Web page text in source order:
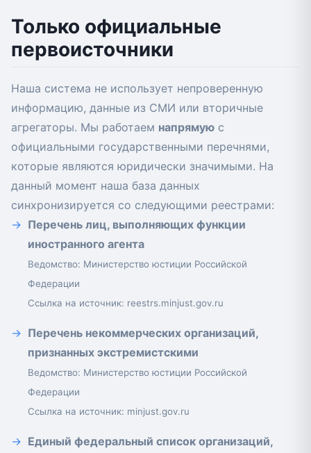
Только официальные
первоисточники
Наша система не использует непроверенную
информацию, данные из СМИ или вторичные
агрегаторы. Мы работаем напрямую с
официальными государственными перечнями,
которые являются юридически значимыми. На
данный момент наша база данных
синхронизируется со следующими реестрами:
Перечень лиц, выполняющих функции
иностранного агента
Ведомство: Министерство юстиции Российской
Федерации
Ссылка на источник: reestrs.minjust.gov.ru
Перечень некоммерческих организаций,
признанных экстремистскими
Ведомство: Министерство юстиции Российской
Федерации
Ссылка на источник: minjust.gov.ru
Единый федеральный список организаций,